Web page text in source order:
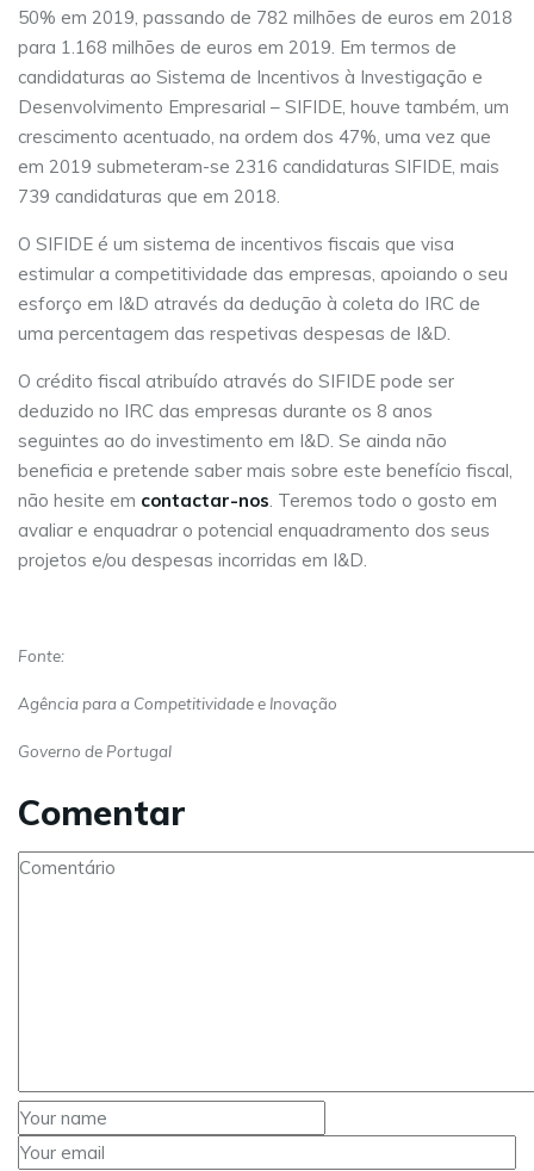
50% em 2019, passando de 782 milhões de euros em 2018
para 1.168 milhões de euros em 2019. Em termos de
candidaturas ao Sistema de Incentivos à Investigação e
Desenvolvimento Empresarial – SIFIDE, houve também, um
crescimento acentuado, na ordem dos 47%, uma vez que
em 2019 submeteram-se 2316 candidaturas SIFIDE, mais
739 candidaturas que em 2018.
O SIFIDE é um sistema de incentivos fiscais que visa
estimular a competitividade das empresas, apoiando o seu
esforço em I&D através da dedução à coleta do IRC de
uma percentagem das respetivas despesas de I&D.
O crédito fiscal atribuído através do SIFIDE pode ser
deduzido no IRC das empresas durante os 8 anos
seguintes ao do investimento em I&D. Se ainda não
beneficia e pretende saber mais sobre este benefício fiscal,
não hesite em contactar-nos. Teremos todo o gosto em
avaliar e enquadrar o potencial enquadramento dos seus
projetos e/ou despesas incorridas em I&D.
Fonte:
Agência para a Competitividade e Inovação
Governo de Portugal
Comentar